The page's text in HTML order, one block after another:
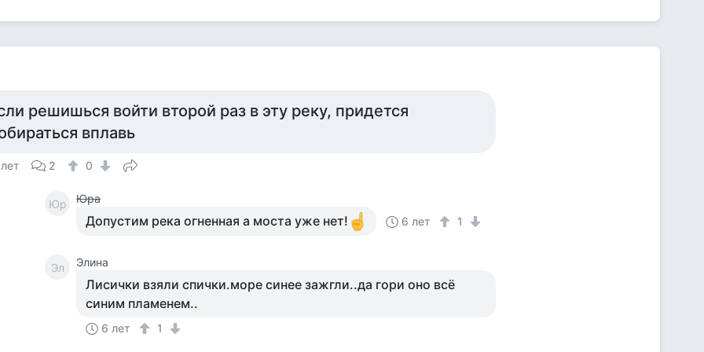
решишься войти второй раз в эту реку, придется
вплавь
2 0
Юр Юра
Допустим река огненная а моста уже нет! 6 лет 1
Эл Элина
Лисички взяли спички.море синее зажгли..да гори оно всё
синим пламенем..
6 лет 1